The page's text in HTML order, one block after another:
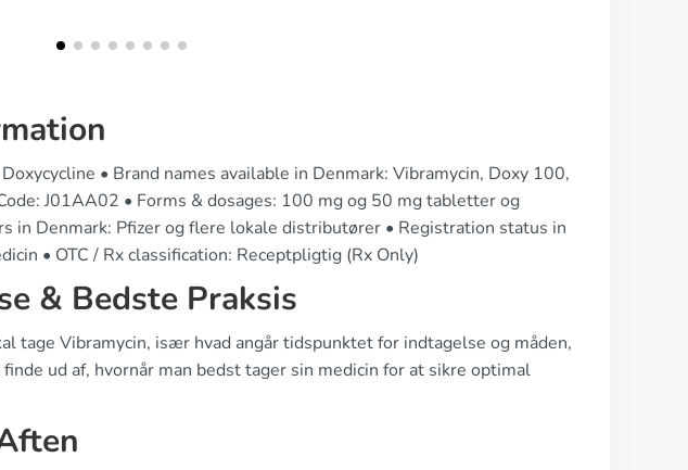
• Brand names available in Denmark: Vibramycin, Doxy 100,
J01AA02 • Forms & dosages: 100 mg og 50 mg tabletter og
in Denmark: Pfizer og flere lokale distributører • Registration status in
• OTC / Rx classification: Receptpligtig (Rx Only)
& Bedste Praksis
tage Vibramycin, især hvad angår tidspunktet for indtagelse og måden,
ud af, hvornår man bedst tager sin medicin for at sikre optimal